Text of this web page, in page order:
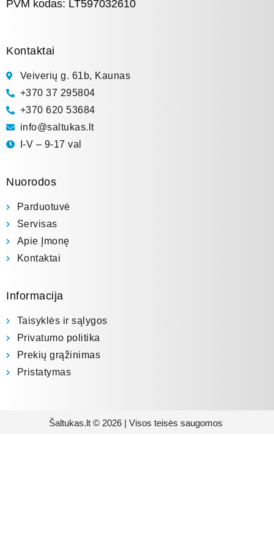
PVM kodas: LT597032610
Kontaktai
Veiverių g. 61b, Kaunas
+370 37 295804
+370 620 53684
info@saltukas.lt
I-V – 9-17 val
Nuorodos
Parduotuvė
Servisas
Apie Įmonę
Kontaktai
Informacija
Taisyklės ir sąlygos
Privatumo politika
Prekių grąžinimas
Pristatymas
Šaltukas.lt © 2026 | Visos teisės saugomos